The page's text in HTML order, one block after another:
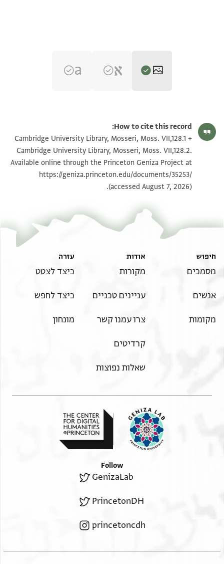
Moss. VII,128.1 1v הגדל וסובב
Moss. VII,128.2 1r הגדל וסובב
Moss. VII,128.2 1v הגדל וסובב
תנאי היתר שימוש בתצלום
How to cite this record:
Cambridge University Library, Mosseri, Moss. VII,128.1 +
Cambridge University Library, Mosseri, Moss. VII,128.2.
Available online through the Princeton Geniza Project at
https://geniza.princeton.edu/documents/35253/
(accessed August 7, 2026).
חיפוש
מסמכים
אנשים
מקומות
אודות
מקורות
עניינים טכניים
צרו עמנו קשר
קרדיטים
שאלות נפוצות
עזרה
כיצד לצטט
כיצד לחפש
מונחון
Follow
GenizaLab
PrincetonDH
princetoncdh